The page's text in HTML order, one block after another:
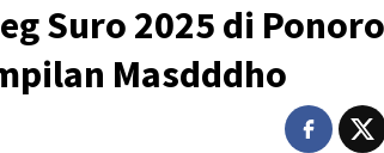
Suro 2025 di
Masdddho